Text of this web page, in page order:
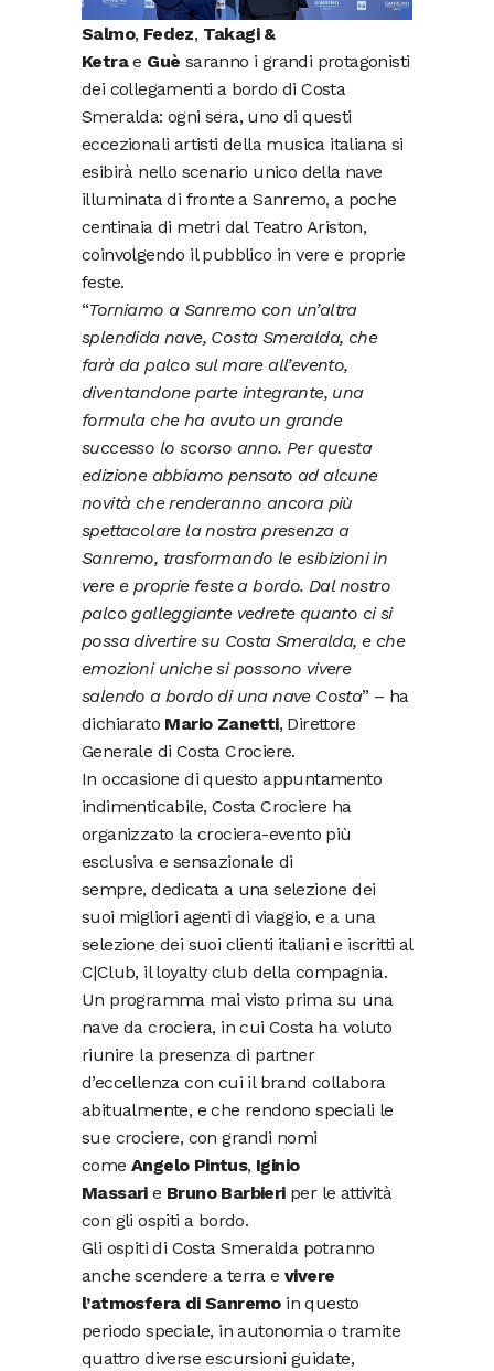
Salmo, Fedez, Takagi &
Ketrae Guè saranno i grandi protagonisti
dei collegamenti a bordo di Costa
Smeralda: ogni sera, uno di questi
eccezionali artisti della musica italiana si
esibirà nello scenario unico della nave
illuminata di fronte a Sanremo, a poche
centinaia di metri dal Teatro Ariston,
coinvolgendo il pubblico in vere e proprie
feste.
“Torniamo a Sanremo con un’altra
splendida nave, Costa Smeralda, che
farà da palco sul mare all’evento,
diventandone parte integrante, una
formula che ha avuto un grande
successo lo scorso anno. Per questa
edizione abbiamo pensato ad alcune
novità che renderanno ancora più
spettacolare la nostra presenza a
Sanremo, trasformando le esibizioni in
vere e proprie feste a bordo. Dal nostro
palco galleggiante vedrete quanto ci si
possa divertire su Costa Smeralda, e che
emozioni uniche si possono vivere
salendo a bordo di una nave Costa” – ha
dichiarato Mario Zanetti, Direttore
Generale di Costa Crociere.
In occasione di questo appuntamento
indimenticabile, Costa Crociere ha
organizzato la crociera-evento più
esclusiva e sensazionale di
sempre, dedicata a una selezione dei
suoi migliori agenti di viaggio, e a una
selezione dei suoi clienti italiani e iscritti al
C|Club, il loyalty club della compagnia.
Un programma mai visto prima su una
nave da crociera, in cui Costa ha voluto
riunire la presenza di partner
d’eccellenza con cui il brand collabora
abitualmente, e che rendono speciali le
sue crociere, con grandi nomi
come Angelo Pintus, Iginio
Massarie Bruno Barbieriper le attività
con gli ospiti a bordo.
Gli ospiti di Costa Smeralda potranno
anche scendere a terra e vivere
l’atmosfera di Sanremoin questo
periodo speciale, in autonomia o tramite
quattro diverse escursioni guidate,